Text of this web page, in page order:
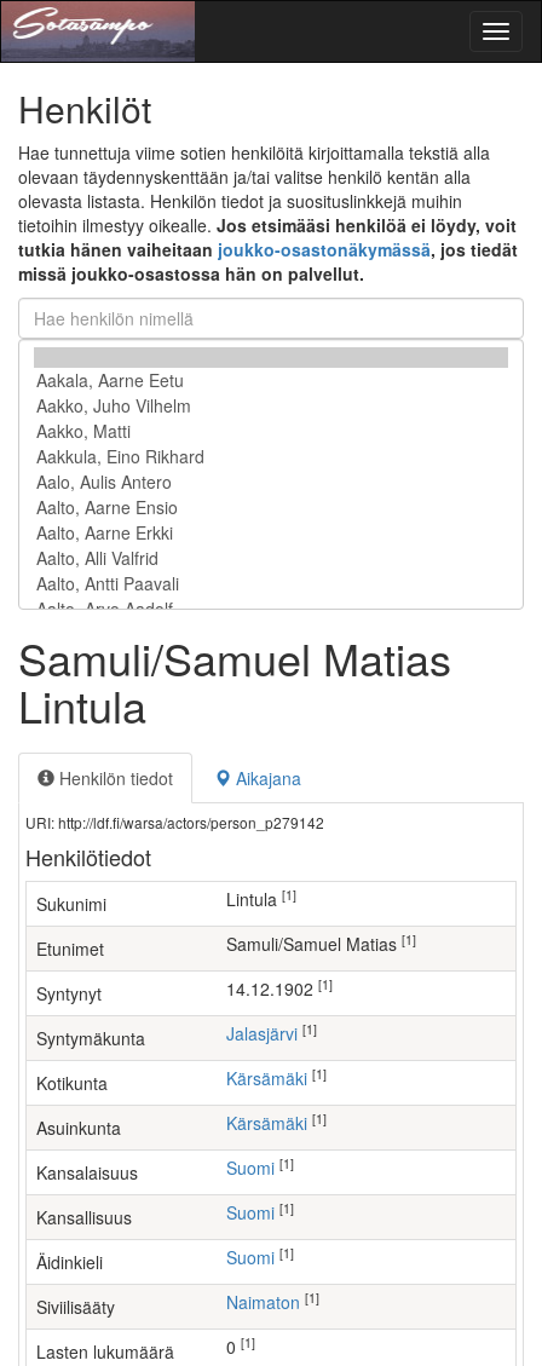
Henkilöt
Hae tunnettuja viime sotien henkilöitä kirjoittamalla tekstiä alla
olevaan täydennyskenttään ja/tai valitse henkilö kentän alla
olevasta listasta. Henkilön tiedot ja suosituslinkkejä muihin
tietoihin ilmestyy oikealle. Jos etsimääsi henkilöä ei löydy, voit
tutkia hänen vaiheitaan joukko-osastonäkymässä, jos tiedät
missä joukko-osastossa hän on palvellut.
Samuli/Samuel Matias
Lintula
Henkilön tiedot Aikajana
URI: http://ldf.fi/warsa/actors/person_p279142
Henkilötiedot
Sukunimi Lintula [1]
Etunimet Samuli/Samuel Matias [1]
Syntynyt 14.12.1902 [1]
Syntymäkunta Jalasjärvi [1]
Kotikunta Kärsämäki [1]
Asuinkunta Kärsämäki [1]
Kansalaisuus Suomi [1]
Kansallisuus Suomi [1]
Äidinkieli Suomi [1]
Siviilisääty Naimaton [1]
Lasten lukumäärä [1]